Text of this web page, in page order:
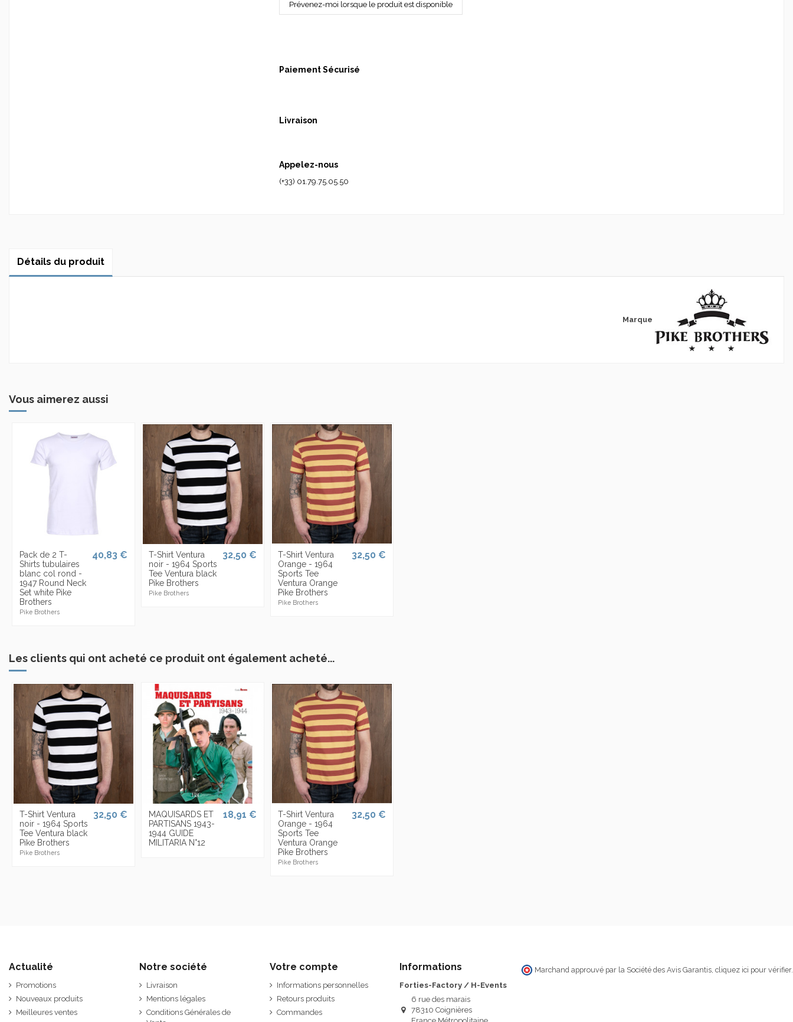
Paiement Sécurisé
Livraison
Appelez-nous
(+33) 01.79.75.05.50
Détails du produit
Marque
Vous aimerez aussi
Pack de 2 T-
Shirts tubulaires
blanc col rond -
1947 Round Neck
Set white Pike
Brothers
Pike Brothers
40,83 €
T-Shirt Ventura
noir - 1964 Sports
Tee Ventura black
Pike Brothers
Pike Brothers
32,50 €
T-Shirt Ventura
Orange - 1964
Sports Tee
Ventura Orange
Pike Brothers
Pike Brothers
32,50 €
Les clients qui ont acheté ce produit ont également acheté...
T-Shirt Ventura
noir - 1964 Sports
Tee Ventura black
Pike Brothers
Pike Brothers
32,50 €
MAQUISARDS ET
PARTISANS 1943-
1944 GUIDE
MILITARIA N°12
18,91 €
T-Shirt Ventura
Orange - 1964
Sports Tee
Ventura Orange
Pike Brothers
Pike Brothers
32,50 €
Actualité
Promotions
Nouveaux produits
Meilleures ventes
Notre société
Livraison
Mentions légales
Conditions Générales de
Votre compte
Informations personnelles
Retours produits
Commandes
Informations
Forties-Factory / H-Events
6 rue des marais
78310 Coignières
Marchand approuvé par la Société des Avis Garantis, cliquez ici pour vérifier.